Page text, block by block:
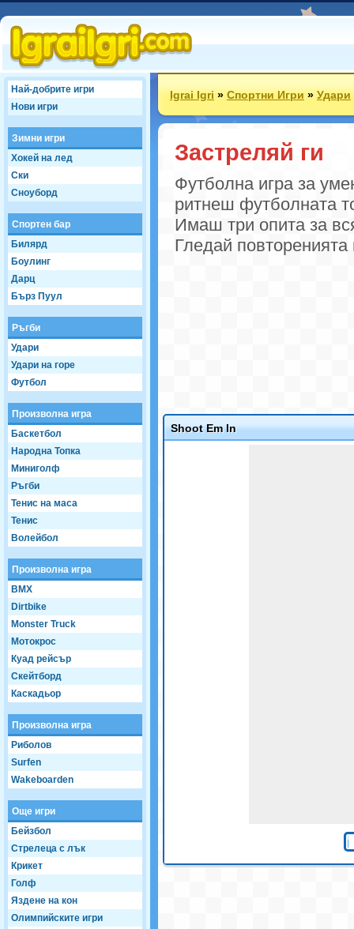
Най-добрите игри
Нови игри
Зимни игри
Хокей на лед
Ски
Сноуборд
Спортен бар
Билярд
Боулинг
Дарц
Бърз Пуул
Ръгби
Удари
Удари на горе
Футбол
Произволна игра
Баскетбол
Народна Топка
Миниголф
Ръгби
Тенис на маса
Тенис
Волейбол
Произволна игра
BMX
Dirtbike
Monster Truck
Мотокрос
Куад рейсър
Скейтборд
Каскадьор
Произволна игра
Риболов
Surfen
Wakeboarden
Още игри
Бейзбол
Стрелеца с лък
Крикет
Голф
Яздене на кон
Олимпийските игри
Igrai Igri»Спортни Игри»Удари
Застреляй ги
Футболна игра за
ритнеш футболната
Имаш три опита за
Гледай повторенията
Shoot Em In